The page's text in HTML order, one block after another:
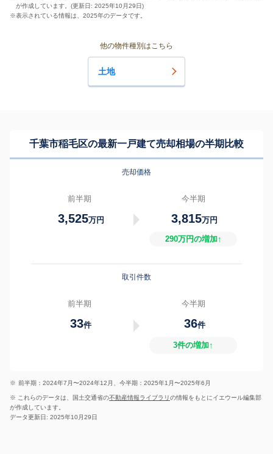
が作成しています。(更新日: 2025年10月29日)
※表示されている情報は、2025年のデータです。
他の物件種別はこちら
土地
千葉市稲毛区の最新一戸建て売却相場の半期比較
売却価格
前半期
3,525万円
今半期
3,815万円
290万円の増加↑
取引件数
前半期
33件
今半期
36件
3件の増加↑
※ 前半期：2024年7月〜2024年12月、今半期：2025年1月〜2025年6月
※ これらのデータは、国土交通省の不動産情報ライブラリの情報をもとにイエウール編集部
が作成しています。
データ更新日: 2025年10月29日